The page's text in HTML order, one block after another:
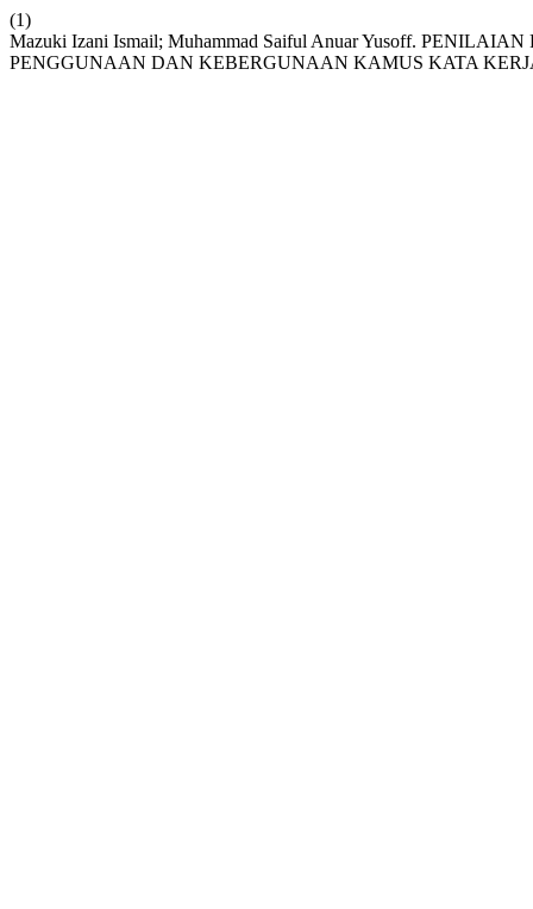
(1)
Mazuki Izani Ismail; Muhammad Saiful Anuar Yusoff.
PENGGUNAAN DAN KEBERGUNAAN KAMUS KATA